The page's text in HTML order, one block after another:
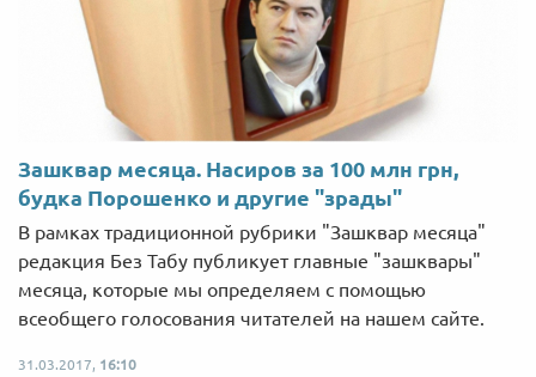
Зашквар месяца. Насиров за 100 млн грн,
будка Порошенко и другие "зрады"
В рамках традиционной рубрики "Зашквар месяца"
редакция Без Табу публикует главные "зашквары"
месяца, которые мы определяем с помощью
всеобщего голосования читателей на нашем сайте.
31.03.2017, 16:10